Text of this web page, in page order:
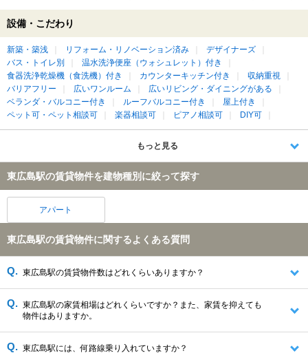
設備・こだわり
新築・築浅 リフォーム・リノベーション済み
デザイナーズ
バス・トイレ別
温水洗浄便座（ウォシュレット）付き
食器洗浄乾燥機（食洗機）付き
カウンターキッチン付き
収納重視
バリアフリー
広いワンルーム
広いリビング・ダイニングがある
ベランダ・バルコニー付き
ルーフバルコニー付き
屋上付き
ペット可・ペット相談可
楽器相談可 ピアノ相談可 DIY可
もっと見る
東広島駅の賃貸物件を建物種別に絞って探す
アパート
東広島駅の賃貸物件に関するよくある質問
東広島駅の賃貸物件数はどれくらいありますか？
東広島駅の家賃相場はどれくらいですか？また、家賃を抑えても
物件はありますか。
東広島駅には、何路線乗り入れていますか？